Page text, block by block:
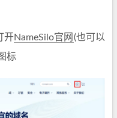
开NameSilo官网 (也可以
标